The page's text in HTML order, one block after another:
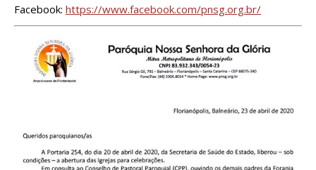
Facebook: https://www.facebook.com/pnsg.org.br/